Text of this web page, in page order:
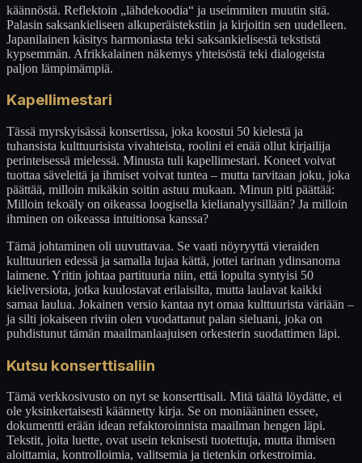
käännöstä. Reflektoin „lähdekoodia“ ja useimmiten muutin sitä.
Palasin saksankieliseen alkuperäistekstiin ja kirjoitin sen uudelleen.
Japanilainen käsitys harmoniasta teki saksankielisestä tekstistä
kypsemmän. Afrikkalainen näkemys yhteisöstä teki dialogeista
paljon lämpimämpiä.
Kapellimestari
Tässä myrskyisässä konsertissa, joka koostui 50 kielestä ja
tuhansista kulttuurisista vivahteista, roolini ei enää ollut kirjailija
perinteisessä mielessä. Minusta tuli kapellimestari. Koneet voivat
tuottaa säveleitä ja ihmiset voivat tuntea – mutta tarvitaan joku, joka
päättää, milloin mikäkin soitin astuu mukaan. Minun piti päättää:
Milloin tekoäly on oikeassa loogisella kielianalyysillään? Ja milloin
ihminen on oikeassa intuitionsa kanssa?
Tämä johtaminen oli uuvuttavaa. Se vaati nöyryyttä vieraiden
kulttuurien edessä ja samalla lujaa kättä, jottei tarinan ydinsanoma
laimene. Yritin johtaa partituuria niin, että lopulta syntyisi 50
kieliversiota, jotka kuulostavat erilaisilta, mutta laulavat kaikki
samaa laulua. Jokainen versio kantaa nyt omaa kulttuurista väriään –
ja silti jokaiseen riviin olen vuodattanut palan sieluani, joka on
puhdistunut tämän maailmanlaajuisen orkesterin suodattimen läpi.
Kutsu konserttisaliin
Tämä verkkosivusto on nyt se konserttisali. Mitä täältä löydätte, ei
ole yksinkertaisesti käännetty kirja. Se on moniääninen essee,
dokumentti erään idean refaktoroinnista maailman hengen läpi.
Tekstit, joita luette, ovat usein teknisesti tuotettuja, mutta ihmisen
aloittamia, kontrolloimia, valitsemia ja tietenkin orkestroimia.